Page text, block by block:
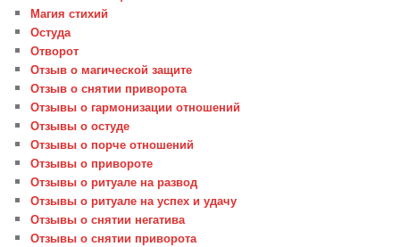
Магия стихий
Остуда
Отворот
Отзыв о магической защите
Отзыв о снятии приворота
Отзывы о гармонизации отношений
Отзывы о остуде
Отзывы о порче отношений
Отзывы о привороте
Отзывы о ритуале на развод
Отзывы о ритуале на успех и удачу
Отзывы о снятии негатива
Отзывы о снятии приворота